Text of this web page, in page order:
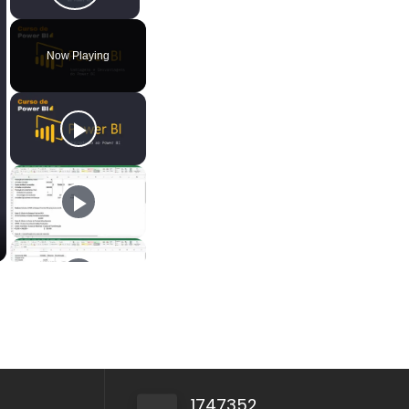
Play Video
Now Playing
1747352